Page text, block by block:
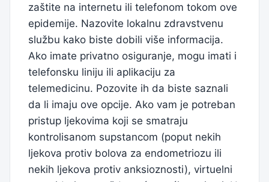
zaštite na internetu ili telefonom tokom ove
epidemije. Nazovite lokalnu zdravstvenu
službu kako biste dobili više informacija.
Ako imate privatno osiguranje, mogu imati i
telefonsku liniju ili aplikaciju za
telemedicinu. Pozovite ih da biste saznali
da li imaju ove opcije. Ako vam je potreban
pristup ljekovima koji se smatraju
kontrolisanom supstancom (poput nekih
ljekova protiv bolova za endometriozu ili
nekih ljekova protiv anksioznosti), virtuelni